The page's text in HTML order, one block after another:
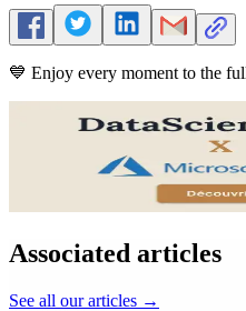
💙 Enjoy every moment to the
Associated articles
See all our articles →